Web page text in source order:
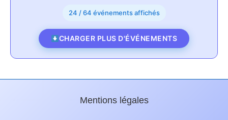
24 / 64 événements affichés
CHARGER PLUS D'ÉVÉNEMENTS
Mentions légales